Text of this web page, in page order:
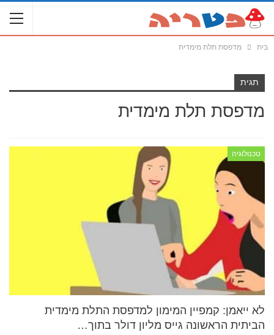
בית מדפסת תלת מימדית
תגית
מדפסת תלת מימדית
טכנולוגיה
לא ייאמן: קמפיין המימון למדפסת התלת מימדית
הביתית הראשונה גייס מליון דולר בתוך…